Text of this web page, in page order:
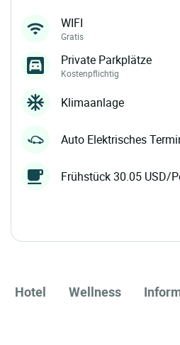
WIFI
Gratis
Private Parkplätze
Kostenpflichtig
Klimaanlage
Auto Elektrisches
Frühstück 30.05 USD/
Hotel Wellness